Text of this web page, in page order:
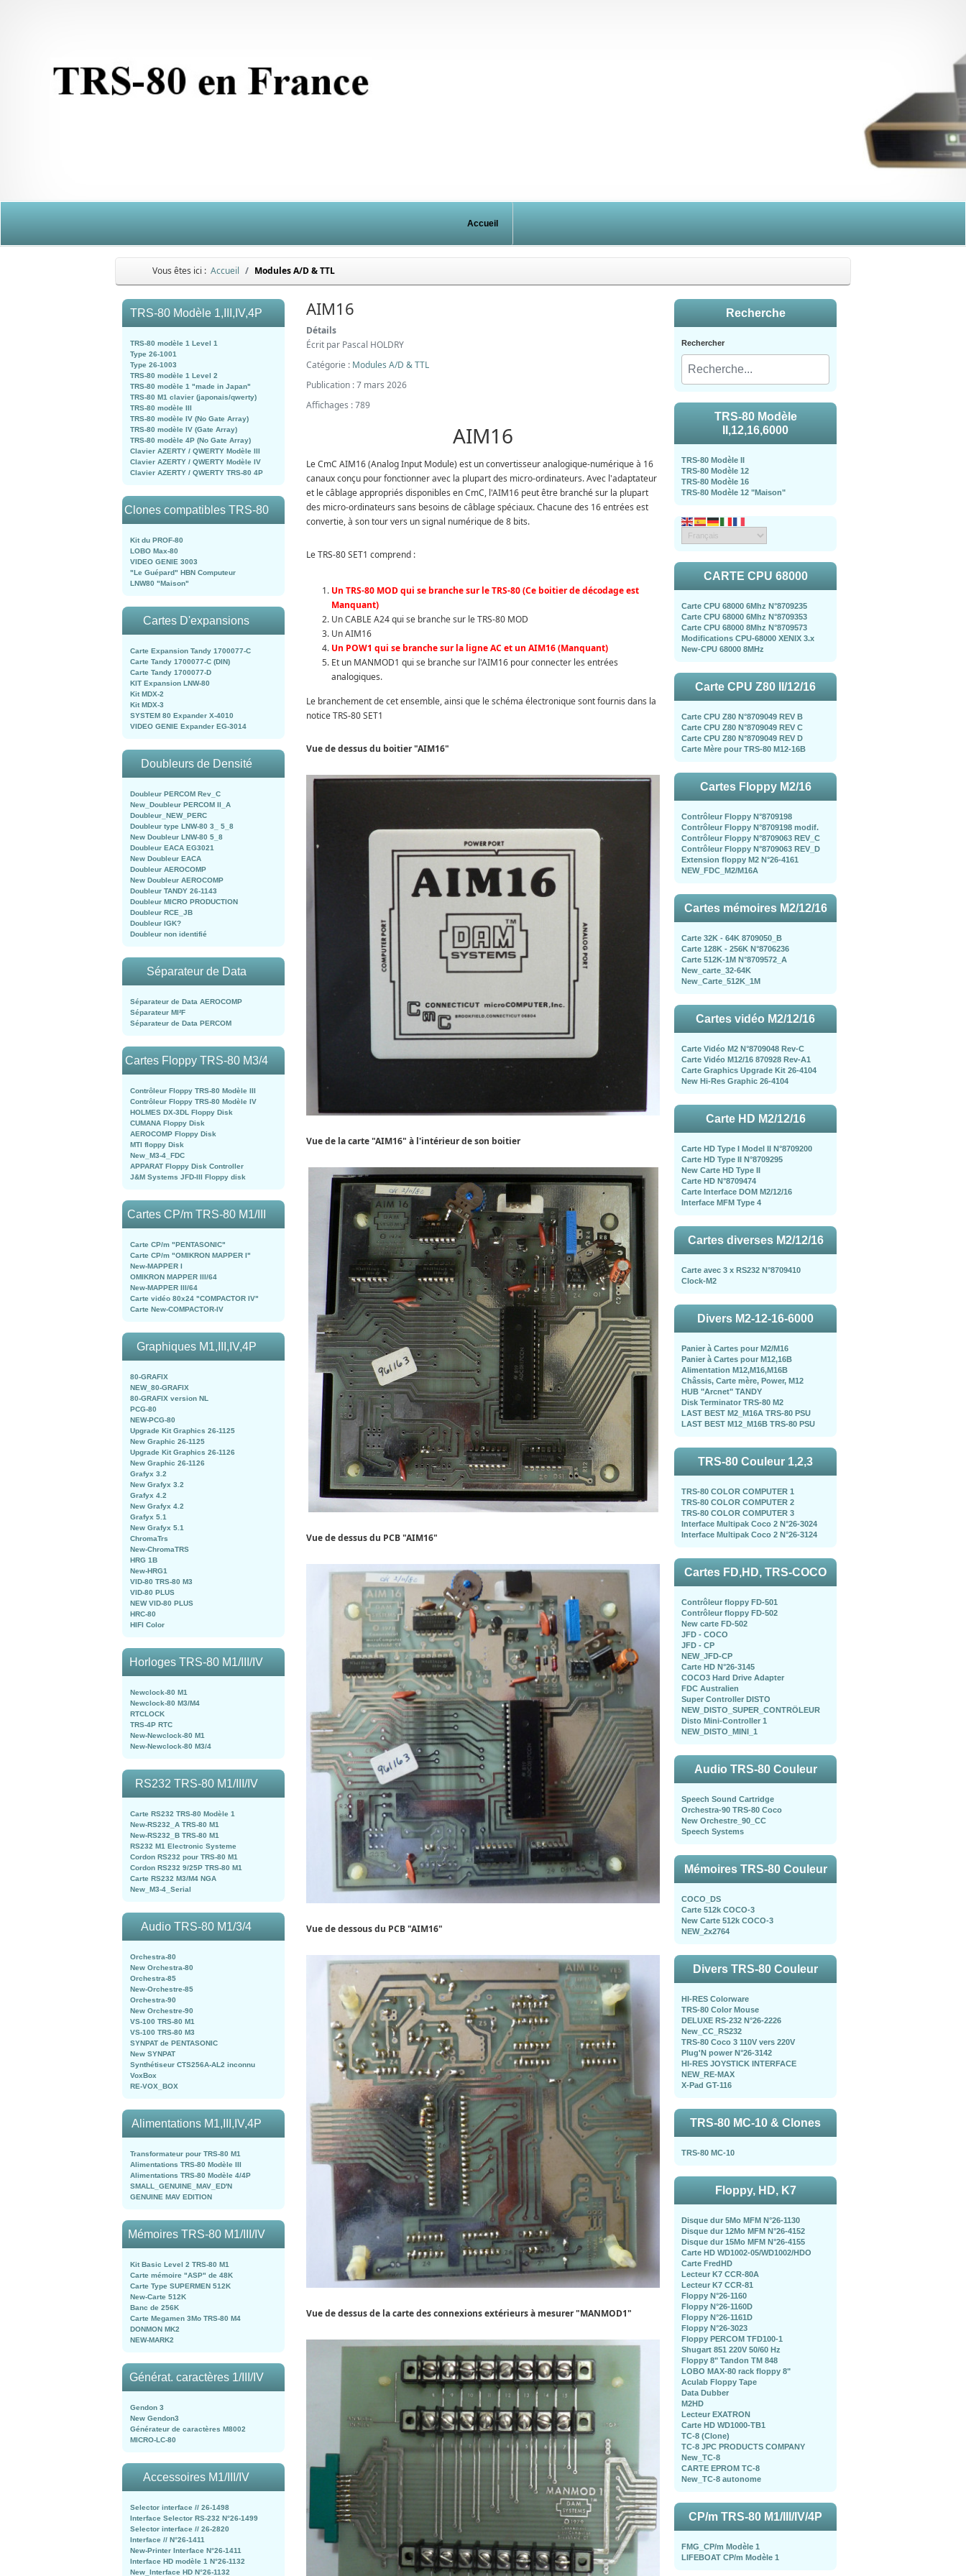
Accueil
Vous êtes ici : Accueil Modules A/D & TTL
TRS-80 Modèle 1,III,IV,4P
TRS-80 modèle 1 Level 1
Type 26-1001
Type 26-1003
TRS-80 modèle 1 Level 2
TRS-80 modèle 1 "made in Japan"
TRS-80 M1 clavier (japonais/qwerty)
TRS-80 modèle III
TRS-80 modèle IV (No Gate Array)
TRS-80 modèle IV (Gate Array)
TRS-80 modèle 4P (No Gate Array)
Clavier AZERTY / QWERTY Modèle III
Clavier AZERTY / QWERTY Modèle IV
Clavier AZERTY / QWERTY TRS-80 4P
Clones compatibles TRS-80
Kit du PROF-80
LOBO Max-80
VIDEO GENIE 3003
"Le Guépard" HBN Computeur
LNW80 "Maison"
Cartes D'expansions
Carte Expansion Tandy 1700077-C
Carte Tandy 1700077-C (DIN)
Carte Tandy 1700077-D
KIT Expansion LNW-80
Kit MDX-2
Kit MDX-3
SYSTEM 80 Expander X-4010
VIDEO GENIE Expander EG-3014
Doubleurs de Densité
Doubleur PERCOM Rev_C
New_Doubleur PERCOM II_A
Doubleur_NEW_PERC
Doubleur type LNW-80 3_ 5_8
New Doubleur LNW-80 5_8
Doubleur EACA EG3021
New Doubleur EACA
Doubleur AEROCOMP
New Doubleur AEROCOMP
Doubleur TANDY 26-1143
Doubleur MICRO PRODUCTION
Doubleur RCE_JB
Doubleur IGK?
Doubleur non identifié
Séparateur de Data
Séparateur de Data AEROCOMP
Séparateur MI²F
Séparateur de Data PERCOM
Cartes Floppy TRS-80 M3/4
Contrôleur Floppy TRS-80 Modèle III
Contrôleur Floppy TRS-80 Modèle IV
HOLMES DX-3DL Floppy Disk
CUMANA Floppy Disk
AEROCOMP Floppy Disk
MTI floppy Disk
New_M3-4_FDC
APPARAT Floppy Disk Controller
J&M Systems JFD-III Floppy disk
Cartes CP/m TRS-80 M1/III
Carte CP/m "PENTASONIC"
Carte CP/m "OMIKRON MAPPER I"
New-MAPPER I
OMIKRON MAPPER III/64
New-MAPPER III/64
Carte vidéo 80x24 "COMPACTOR IV"
Carte New-COMPACTOR-IV
Graphiques M1,III,IV,4P
80-GRAFIX
NEW_80-GRAFIX
80-GRAFIX version NL
PCG-80
NEW-PCG-80
Upgrade Kit Graphics 26-1125
New Graphic 26-1125
Upgrade Kit Graphics 26-1126
New Graphic 26-1126
Grafyx 3.2
New Grafyx 3.2
Grafyx 4.2
New Grafyx 4.2
Grafyx 5.1
New Grafyx 5.1
ChromaTrs
New-ChromaTRS
HRG 1B
New-HRG1
VID-80 TRS-80 M3
VID-80 PLUS
NEW VID-80 PLUS
HRC-80
HIFI Color
Horloges TRS-80 M1/III/IV
Newclock-80 M1
Newclock-80 M3/M4
RTCLOCK
TRS-4P RTC
New-Newclock-80 M1
New-Newclock-80 M3/4
RS232 TRS-80 M1/III/IV
Carte RS232 TRS-80 Modèle 1
New-RS232_A TRS-80 M1
New-RS232_B TRS-80 M1
RS232 M1 Electronic Systeme
Cordon RS232 pour TRS-80 M1
Cordon RS232 9/25P TRS-80 M1
Carte RS232 M3/M4 NGA
New_M3-4_Serial
Audio TRS-80 M1/3/4
Orchestra-80
New Orchestra-80
Orchestra-85
New-Orchestre-85
Orchestra-90
New Orchestre-90
VS-100 TRS-80 M1
VS-100 TRS-80 M3
SYNPAT de PENTASONIC
New SYNPAT
Synthétiseur CTS256A-AL2 inconnu
VoxBox
RE-VOX_BOX
Alimentations M1,III,IV,4P
Transformateur pour TRS-80 M1
Alimentations TRS-80 Modèle III
Alimentations TRS-80 Modèle 4/4P
SMALL_GENUINE_MAV_ED'N
GENUINE MAV EDITION
Mémoires TRS-80 M1/III/IV
Kit Basic Level 2 TRS-80 M1
Carte mémoire "ASP" de 48K
Carte Type SUPERMEN 512K
New-Carte 512K
Banc de 256K
Carte Megamen 3Mo TRS-80 M4
DONMON MK2
NEW-MARK2
Générat. caractères 1/III/IV
Gendon 3
New Gendon3
Générateur de caractères M8002
MICRO-LC-80
Accessoires M1/III/IV
Selector interface // 26-1498
Interface Selector RS-232 N°26-1499
Selector interface // 26-2820
Interface // N°26-1411
New-Printer Interface N°26-1411
Interface HD modèle 1 N°26-1132
New_Interface HD N°26-1132
AIM16
Détails
Écrit par Pascal HOLDRY
Catégorie : Modules A/D & TTL
Publication : 7 mars 2026
Affichages : 789
AIM16
Le CmC AIM16 (Analog Input Module) est un convertisseur analogique-numérique à 16
canaux conçu pour fonctionner avec la plupart des micro-ordinateurs. Avec l'adaptateur
et le câblage appropriés disponibles en CmC, l'AIM16 peut être branché sur la plupart
des micro-ordinateurs sans besoins de câblage spéciaux. Chacune des 16 entrées est
convertie, à son tour vers un signal numérique de 8 bits.
Le TRS-80 SET1 comprend :
Un TRS-80 MOD qui se branche sur le TRS-80 (Ce boitier de décodage est
Manquant)
Un CABLE A24 qui se branche sur le TRS-80 MOD
Un AIM16
Un POW1 qui se branche sur la ligne AC et un AIM16 (Manquant)
Et un MANMOD1 qui se branche sur l'AIM16 pour connecter les entrées
analogiques.
Le branchement de cet ensemble, ainsi que le schéma électronique sont fournis dans la
notice TRS-80 SET1
Vue de dessus du boitier "AIM16"
Vue de la carte "AIM16" à l'intérieur de son boitier
Vue de dessus du PCB "AIM16"
Vue de dessous du PCB "AIM16"
Vue de dessus de la carte des connexions extérieurs à mesurer "MANMOD1"
Recherche
Rechercher
TRS-80 Modèle
II,12,16,6000
TRS-80 Modèle II
TRS-80 Modèle 12
TRS-80 Modèle 16
TRS-80 Modèle 12 "Maison"
CARTE CPU 68000
Carte CPU 68000 6Mhz N°8709235
Carte CPU 68000 6Mhz N°8709353
Carte CPU 68000 8Mhz N°8709573
Modifications CPU-68000 XENIX 3.x
New-CPU 68000 8MHz
Carte CPU Z80 II/12/16
Carte CPU Z80 N°8709049 REV B
Carte CPU Z80 N°8709049 REV C
Carte CPU Z80 N°8709049 REV D
Carte Mère pour TRS-80 M12-16B
Cartes Floppy M2/16
Contrôleur Floppy N°8709198
Contrôleur Floppy N°8709198 modif.
Contrôleur Floppy N°8709063 REV_C
Contrôleur Floppy N°8709063 REV_D
Extension floppy M2 N°26-4161
NEW_FDC_M2/M16A
Cartes mémoires M2/12/16
Carte 32K - 64K 8709050_B
Carte 128K - 256K N°8706236
Carte 512K-1M N°8709572_A
New_carte_32-64K
New_Carte_512K_1M
Cartes vidéo M2/12/16
Carte Vidéo M2 N°8709048 Rev-C
Carte Vidéo M12/16 870928 Rev-A1
Carte Graphics Upgrade Kit 26-4104
New Hi-Res Graphic 26-4104
Carte HD M2/12/16
Carte HD Type I Model II N°8709200
Carte HD Type II N°8709295
New Carte HD Type II
Carte HD N°8709474
Carte Interface DOM M2/12/16
Interface MFM Type 4
Cartes diverses M2/12/16
Carte avec 3 x RS232 N°8709410
Clock-M2
Divers M2-12-16-6000
Panier à Cartes pour M2/M16
Panier à Cartes pour M12,16B
Alimentation M12,M16,M16B
Châssis, Carte mère, Power, M12
HUB "Arcnet" TANDY
Disk Terminator TRS-80 M2
LAST BEST M2_M16A TRS-80 PSU
LAST BEST M12_M16B TRS-80 PSU
TRS-80 Couleur 1,2,3
TRS-80 COLOR COMPUTER 1
TRS-80 COLOR COMPUTER 2
TRS-80 COLOR COMPUTER 3
Interface Multipak Coco 2 N°26-3024
Interface Multipak Coco 2 N°26-3124
Cartes FD,HD, TRS-COCO
Contrôleur floppy FD-501
Contrôleur floppy FD-502
New carte FD-502
JFD - COCO
JFD - CP
NEW_JFD-CP
Carte HD N°26-3145
COCO3 Hard Drive Adapter
FDC Australien
Super Controller DISTO
NEW_DISTO_SUPER_CONTRÖLEUR
Disto Mini-Controller 1
NEW_DISTO_MINI_1
Audio TRS-80 Couleur
Speech Sound Cartridge
Orchestra-90 TRS-80 Coco
New Orchestre_90_CC
Speech Systems
Mémoires TRS-80 Couleur
COCO_DS
Carte 512k COCO-3
New Carte 512k COCO-3
NEW_2x2764
Divers TRS-80 Couleur
HI-RES Colorware
TRS-80 Color Mouse
DELUXE RS-232 N°26-2226
New_CC_RS232
TRS-80 Coco 3 110V vers 220V
Plug'N power N°26-3142
HI-RES JOYSTICK INTERFACE
NEW_RE-MAX
X-Pad GT-116
TRS-80 MC-10 & Clones
TRS-80 MC-10
Floppy, HD, K7
Disque dur 5Mo MFM N°26-1130
Disque dur 12Mo MFM N°26-4152
Disque dur 15Mo MFM N°26-4155
Carte HD WD1002-05/WD1002/HDO
Carte FredHD
Lecteur K7 CCR-80A
Lecteur K7 CCR-81
Floppy N°26-1160
Floppy N°26-1160D
Floppy N°26-1161D
Floppy N°26-3023
Floppy PERCOM TFD100-1
Shugart 851 220V 50/60 Hz
Floppy 8" Tandon TM 848
LOBO MAX-80 rack floppy 8"
Aculab Floppy Tape
Data Dubber
M2HD
Lecteur EXATRON
Carte HD WD1000-TB1
TC-8 (Clone)
TC-8 JPC PRODUCTS COMPANY
New_TC-8
CARTE EPROM TC-8
New_TC-8 autonome
CP/m TRS-80 M1/III/IV/4P
FMG_CP/m Modèle 1
LIFEBOAT CP/m Modèle 1